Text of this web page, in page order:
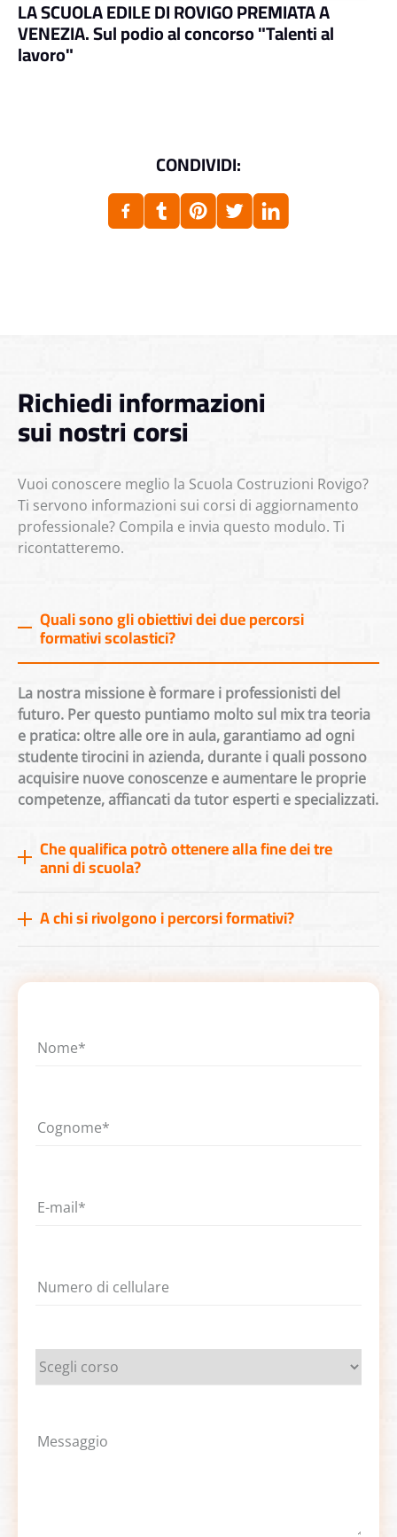
LA SCUOLA EDILE DI ROVIGO PREMIATA A
VENEZIA. Sul podio al concorso "Talenti al
lavoro"
CONDIVIDI:
Richiedi informazioni
sui nostri corsi
Vuoi conoscere meglio la Scuola Costruzioni Rovigo?
Ti servono informazioni sui corsi di aggiornamento
professionale? Compila e invia questo modulo. Ti
ricontatteremo.
Quali sono gli obiettivi dei due percorsi
formativi scolastici?
La nostra missione è formare i professionisti del
futuro. Per questo puntiamo molto sul mix tra teoria
e pratica: oltre alle ore in aula, garantiamo ad ogni
studente tirocini in azienda, durante i quali possono
acquisire nuove conoscenze e aumentare le proprie
competenze, affiancati da tutor esperti e specializzati.
Che qualifica potrò ottenere alla fine dei tre
anni di scuola?
A chi si rivolgono i percorsi formativi?